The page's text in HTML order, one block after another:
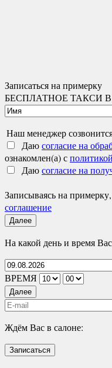
Записаться на примерку
БЕСПЛАТНОЕ ТАКСИ
Наш менеджер
Даюсогласие на
ознакомлен(а) с
Даюсогласие на
Записываясь на
соглашение
Далее
На какой день и время Вас
ВРЕМЯ
Далее
Ждём Вас в салоне:
Записаться